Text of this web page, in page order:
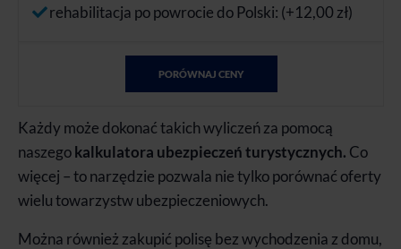
rehabilitacja po powrocie do Polski: (+12,00 zł)
PORÓWNAJ CENY
Każdy może dokonać takich wyliczeń za pomocą
naszegokalkulatora ubezpieczeń turystycznych. Co
więcej – to narzędzie pozwala nie tylko porównać oferty
wielu towarzystw ubezpieczeniowych.
Można również zakupić polisę bez wychodzenia z domu,